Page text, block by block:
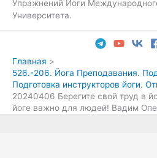
Упражнений Йоги
Университета.
Главная
526.-206. Йога Преподавания.
Подготовка инструкторов йоги.
20240406 Берегите свой труд в
йоге важно для людей! Вадим